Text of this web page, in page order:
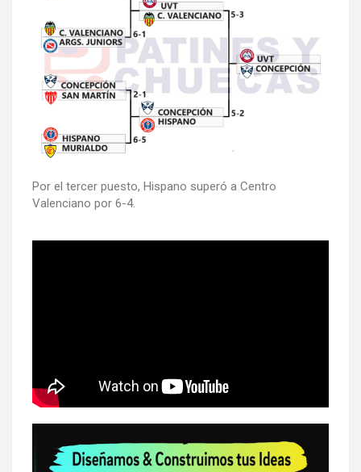
Por el tercer puesto, Hispano superó a Centro
Valenciano por 6-4.